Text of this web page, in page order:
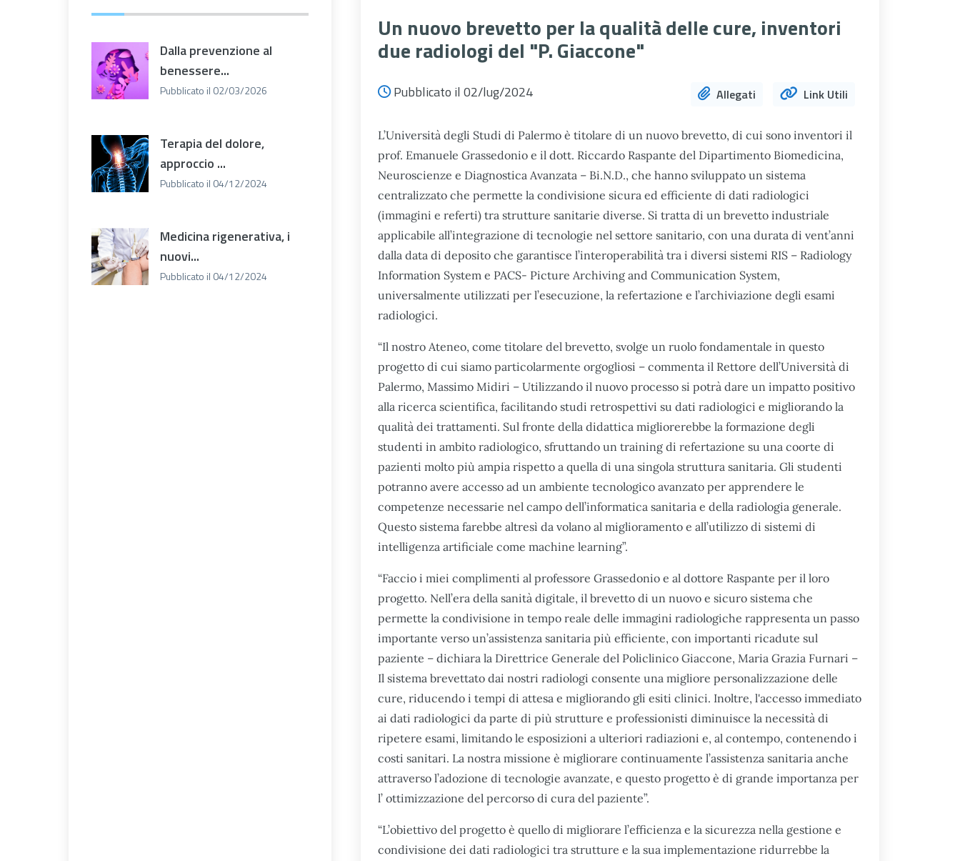
Dalla prevenzione al
benessere...
Pubblicato il 02/03/2026
Terapia del dolore,
approccio ...
Pubblicato il 04/12/2024
Medicina rigenerativa, i
nuovi...
Pubblicato il 04/12/2024
Un nuovo brevetto per la qualità delle cure, inventori
due radiologi del "P. Giaccone"
Pubblicato il 02/lug/2024 Allegati Link Utili
L’Università degli Studi di Palermo è titolare di un nuovo brevetto, di cui sono inventori il
prof. Emanuele Grassedonio e il dott. Riccardo Raspante del Dipartimento Biomedicina,
Neuroscienze e Diagnostica Avanzata – Bi.N.D., che hanno sviluppato un sistema
centralizzato che permette la condivisione sicura ed efficiente di dati radiologici
(immagini e referti) tra strutture sanitarie diverse. Si tratta di un brevetto industriale
applicabile all’integrazione di tecnologie nel settore sanitario, con una durata di vent’anni
dalla data di deposito che garantisce l’interoperabilità tra i diversi sistemi RIS – Radiology
Information System e PACS- Picture Archiving and Communication System,
universalmente utilizzati per l’esecuzione, la refertazione e l’archiviazione degli esami
radiologici.
“Il nostro Ateneo, come titolare del brevetto, svolge un ruolo fondamentale in questo
progetto di cui siamo particolarmente orgogliosi – commenta il Rettore dell’Università di
Palermo, Massimo Midiri – Utilizzando il nuovo processo si potrà dare un impatto positivo
alla ricerca scientifica, facilitando studi retrospettivi su dati radiologici e migliorando la
qualità dei trattamenti. Sul fronte della didattica migliorerebbe la formazione degli
studenti in ambito radiologico, sfruttando un training di refertazione su una coorte di
pazienti molto più ampia rispetto a quella di una singola struttura sanitaria. Gli studenti
potranno avere accesso ad un ambiente tecnologico avanzato per apprendere le
competenze necessarie nel campo dell’informatica sanitaria e della radiologia generale.
Questo sistema farebbe altresì da volano al miglioramento e all’utilizzo di sistemi di
intelligenza artificiale come machine learning”.
“Faccio i miei complimenti al professore Grassedonio e al dottore Raspante per il loro
progetto. Nell’era della sanità digitale, il brevetto di un nuovo e sicuro sistema che
permette la condivisione in tempo reale delle immagini radiologiche rappresenta un passo
importante verso un’assistenza sanitaria più efficiente, con importanti ricadute sul
paziente – dichiara la Direttrice Generale del Policlinico Giaccone, Maria Grazia Furnari –
Il sistema brevettato dai nostri radiologi consente una migliore personalizzazione delle
cure, riducendo i tempi di attesa e migliorando gli esiti clinici. Inoltre, l'accesso immediato
ai dati radiologici da parte di più strutture e professionisti diminuisce la necessità di
ripetere esami, limitando le esposizioni a ulteriori radiazioni e, al contempo, contenendo i
costi sanitari. La nostra missione è migliorare continuamente l’assistenza sanitaria anche
attraverso l’adozione di tecnologie avanzate, e questo progetto è di grande importanza per
l’ ottimizzazione del percorso di cura del paziente”.
“L’obiettivo del progetto è quello di migliorare l’efficienza e la sicurezza nella gestione e
condivisione dei dati radiologici tra strutture e la sua implementazione ridurrebbe la